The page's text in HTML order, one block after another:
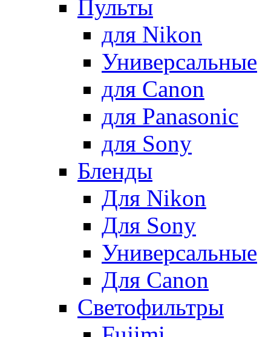
Пульты
для Nikon
Универсальные
для Canon
для Panasonic
для Sony
Бленды
Для Nikon
Для Sony
Универсальные
Для Canon
Светофильтры